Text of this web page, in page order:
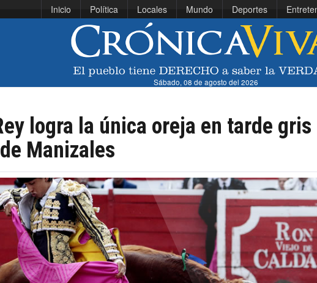
Inicio Política Locales Mundo Deportes
Sábado, 08 de agosto del 2026
logra la única oreja en tarde gris
Manizales